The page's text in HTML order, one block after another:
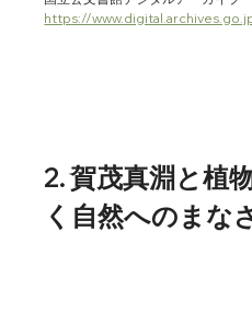
https://
2. 賀茂真淵と植
く自然へのまな